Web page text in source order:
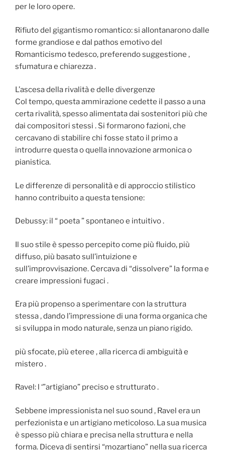
per le loro opere.
Rifiuto del gigantismo romantico: si allontanarono dalle
forme grandiose e dal pathos emotivo del
Romanticismo tedesco, preferendo suggestione ,
sfumatura e chiarezza .
L’ascesa della rivalità e delle divergenze
Col tempo, questa ammirazione cedette il passo a una
certa rivalità, spesso alimentata dai sostenitori più che
dai compositori stessi . Si formarono fazioni, che
cercavano di stabilire chi fosse stato il primo a
introdurre questa o quella innovazione armonica o
pianistica.
Le differenze di personalità e di approccio stilistico
hanno contribuito a questa tensione:
Debussy: il “ poeta ” spontaneo e intuitivo .
Il suo stile è spesso percepito come più fluido, più
diffuso, più basato sull’intuizione e
sull’improvvisazione. Cercava di “dissolvere” la forma e
creare impressioni fugaci .
Era più propenso a sperimentare con la struttura
stessa , dando l’impressione di una forma organica che
si sviluppa in modo naturale, senza un piano rigido.
più sfocate, più eteree , alla ricerca di ambiguità e
mistero .
Ravel: l ‘”artigiano” preciso e strutturato .
Sebbene impressionista nel suo sound , Ravel era un
perfezionista e un artigiano meticoloso. La sua musica
è spesso più chiara e precisa nella struttura e nella
forma. Diceva di sentirsi “mozartiano” nella sua ricerca